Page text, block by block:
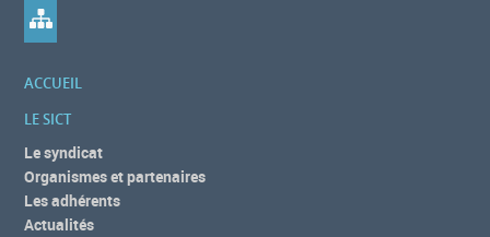
ACCUEIL
LE SICT
Le syndicat
Organismes et partenaires
Les adhérents
Actualités